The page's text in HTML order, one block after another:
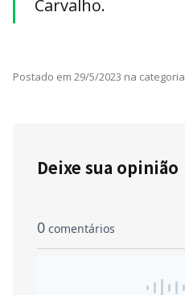
Carvalho.
Postado em 29/5/2023 na categoria
Deixe sua opinião